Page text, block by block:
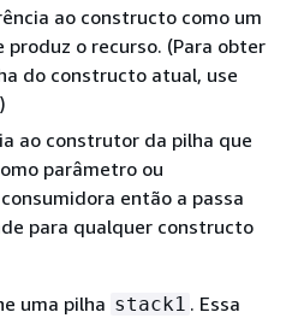
ao constructo como um
o recurso. (Para obter
do constructo atual, use
ao construtor da pilha que
parâmetro ou
então a passa
para qualquer constructo
uma pilha stack1 . Essa